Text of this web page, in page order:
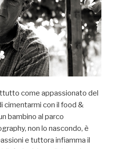
come appassionato del
cimentarmi con il food &
bambino al parco
non lo nascondo, è
e tuttora infiamma il